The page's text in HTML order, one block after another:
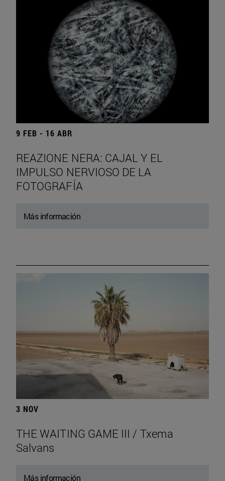
9 FEB - 16 ABR
REAZIONE NERA: CAJAL Y EL
IMPULSO NERVIOSO DE LA
FOTOGRAFÍA
Más información
3 NOV
THE WAITING GAME III / Txema
Salvans
Más información